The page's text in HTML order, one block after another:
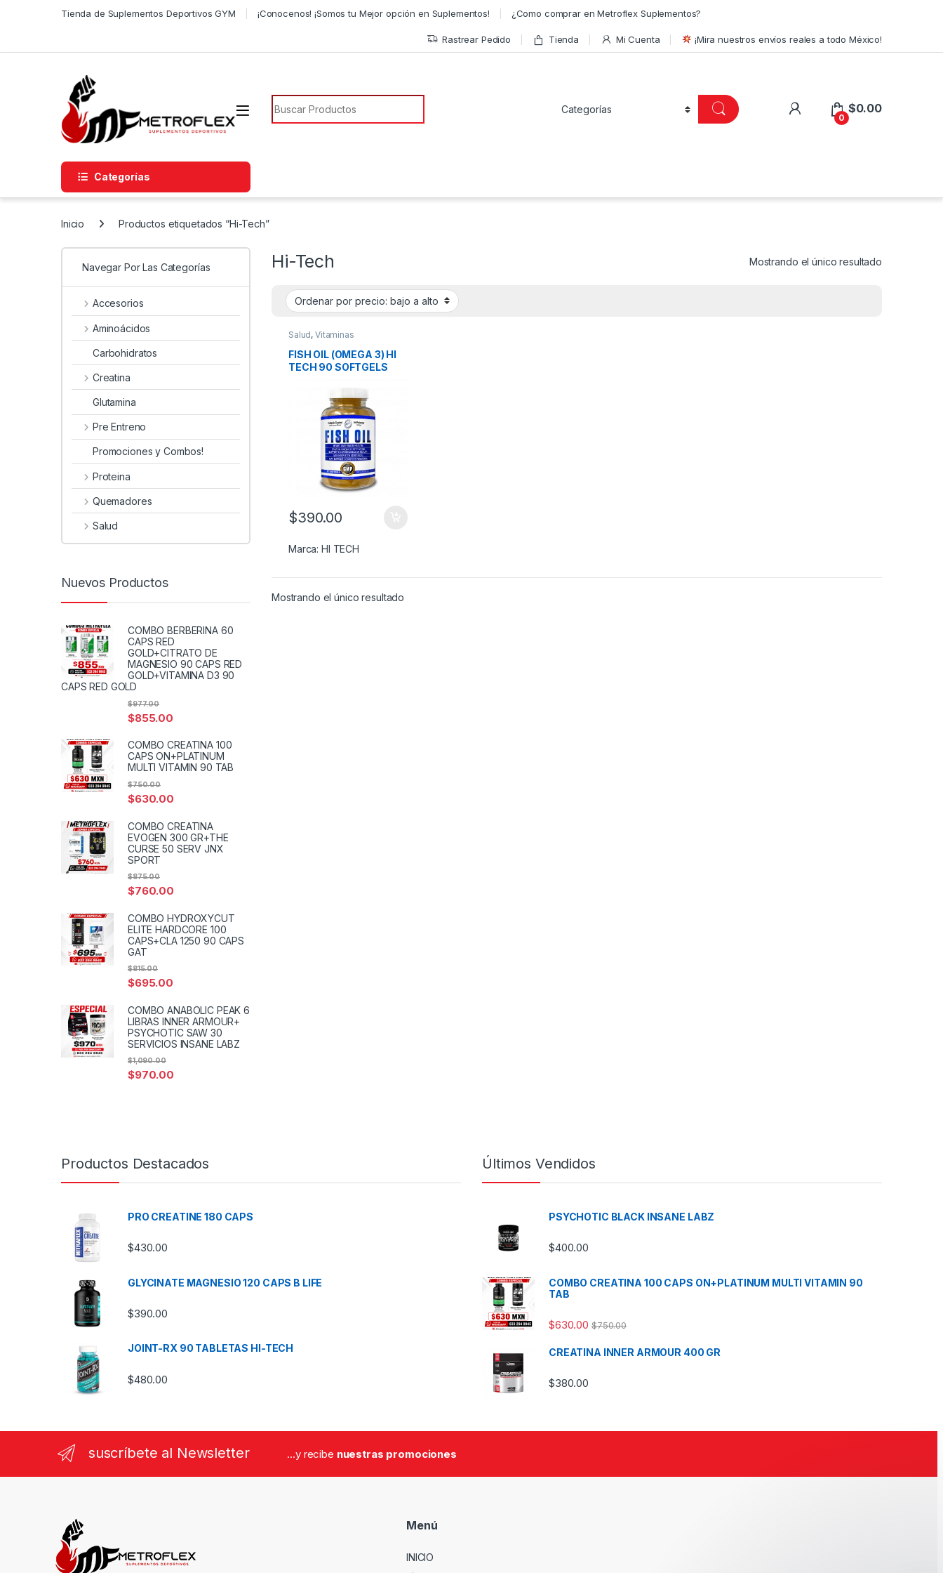
Tienda de Suplementos Deportivos GYM ¡Conocenos! ¡Somos tu Mejor opción en Suplementos! ¿Como comprar en Metroflex Suplementos?
Rastrear Pedido Tienda Mi Cuenta ¡Mira nuestros envíos reales a todo México!
Búsqueda de:
0
$0.00
Categorías
Inicio Productos etiquetados “Hi-Tech”
Hi-Tech Mostrando el único resultado
Salud,Vitaminas
FISH OIL (OMEGA 3) HI
TECH 90 SOFTGELS
$390.00
Marca:HI TECH
Mostrando el único resultado
Navegar Por Las Categorías
Accesorios
Aminoácidos
Carbohidratos
Creatina
Glutamina
Pre Entreno
Promociones y Combos!
Proteina
Quemadores
Salud
Nuevos Productos
COMBO BERBERINA 60
CAPS RED
GOLD+CITRATO DE
MAGNESIO 90 CAPS RED
GOLD+VITAMINA D3 90
CAPS RED GOLD
$855.00
$977.00
COMBO CREATINA 100
CAPS ON+PLATINUM
MULTI VITAMIN 90 TAB
$630.00
$750.00
COMBO CREATINA
EVOGEN 300 GR+THE
CURSE 50 SERV JNX
SPORT
$760.00
$875.00
COMBO HYDROXYCUT
ELITE HARDCORE 100
CAPS+CLA 1250 90 CAPS
GAT
$695.00
$815.00
COMBO ANABOLIC PEAK 6
LIBRAS INNER ARMOUR+
PSYCHOTIC SAW 30
SERVICIOS INSANE LABZ
$970.00
$1,090.00
Productos Destacados
PRO CREATINE 180 CAPS
$430.00
GLYCINATE MAGNESIO 120 CAPS B LIFE
$390.00
JOINT-RX 90 TABLETAS HI-TECH
$480.00
Últimos Vendidos
PSYCHOTIC BLACK INSANE LABZ
$400.00
COMBO CREATINA 100 CAPS ON+PLATINUM MULTI VITAMIN 90
TAB
$630.00 $750.00
CREATINA INNER ARMOUR 400 GR
$380.00
suscríbete al Newsletter ...y recibe nuestras promociones
Menú
INICIO